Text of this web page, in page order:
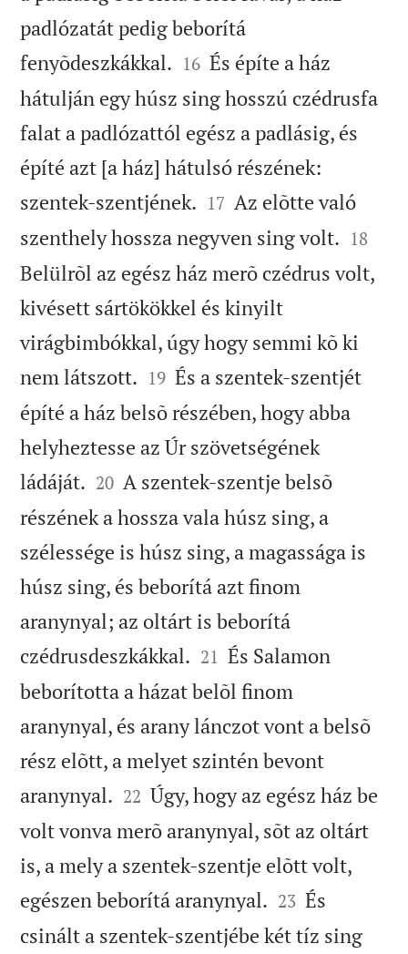
padlózatát pedig beborítá
fenyõdeszkákkal. 

16 És építe a ház
hátulján egy húsz sing hosszú czédrusfa
falat a padlózattól egész a padlásig, és
építé azt [a ház] hátulsó részének:
szentek-szentjének. 

17 Az elõtte való
szenthely hossza negyven sing volt. 

18
Belülrõl az egész ház merõ czédrus volt,
kivésett sártökökkel és kinyilt
virágbimbókkal, úgy hogy semmi kõ ki
nem látszott. 

19 És a szentek-szentjét
építé a ház belsõ részében, hogy abba
helyheztesse az Úr szövetségének
ládáját. 

20 A szentek-szentje belsõ
részének a hossza vala húsz sing, a
szélessége is húsz sing, a magassága is
húsz sing, és beborítá azt finom
aranynyal; az oltárt is beborítá
czédrusdeszkákkal. 

21 És Salamon
beborította a házat belõl finom
aranynyal, és arany lánczot vont a belsõ
rész elõtt, a melyet szintén bevont
aranynyal. 

22 Úgy, hogy az egész ház be
volt vonva merõ aranynyal, sõt az oltárt
is, a mely a szentek-szentje elõtt volt,
egészen beborítá aranynyal. 

23 És
csinált a szentek-szentjébe két tíz sing